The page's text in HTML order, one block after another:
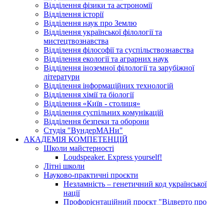
Відділення фізики та астрономії
Відділення історії
Відділення наук про Землю
Відділення української філології та
мистецтвознавства
Відділення філософії та суспільствознавства
Відділення екології та аграрних наук
Відділення іноземної філології та зарубіжної
літератури
Відділення інформаційних технологій
Відділення хімії та біології
Відділення «Київ - столиця»
Відділення суспільних комунікацій
Відділення безпеки та оборони
Студія "ВундерМАНи"
АКАДЕМІЯ КОМПЕТЕНЦІЙ
Школи майстерності
Loudspeaker. Express yourself!
Літні школи
Науково-практичні проєкти
Незламність – генетичний код української
нації
Профорієнтаційний проєкт "Відверто про